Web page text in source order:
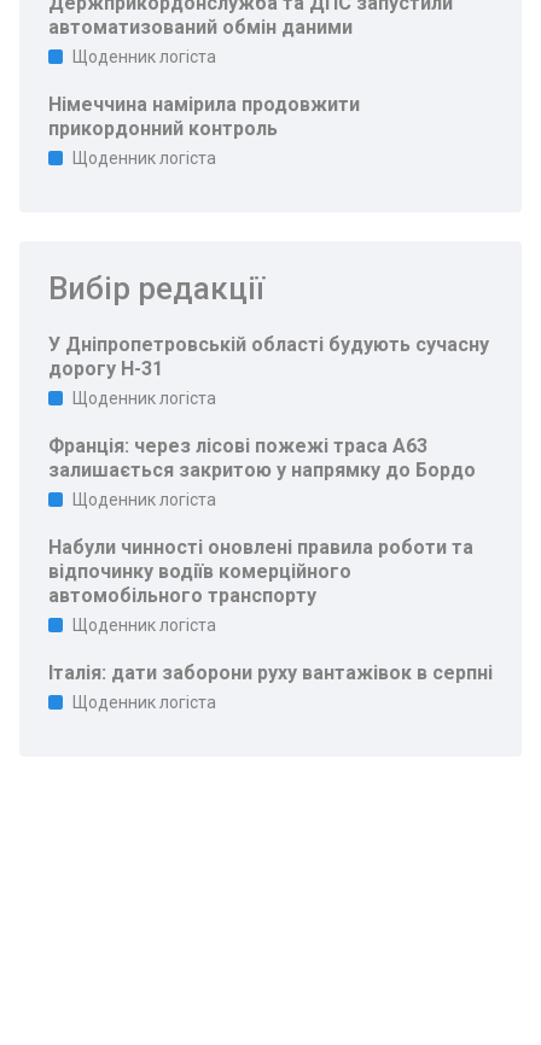
автоматизований обмін даними
Щоденник логіста
Німеччина намірила продовжити
прикордонний контроль
Щоденник логіста
Вибір редакції
У Дніпропетровській області будують сучасну
дорогу Н-31
Щоденник логіста
Франція: через лісові пожежі траса A63
залишається закритою у напрямку до Бордо
Щоденник логіста
Набули чинності оновлені правила роботи та
відпочинку водіїв комерційного
автомобільного транспорту
Щоденник логіста
Італія: дати заборони руху вантажівок в серпні
Щоденник логіста